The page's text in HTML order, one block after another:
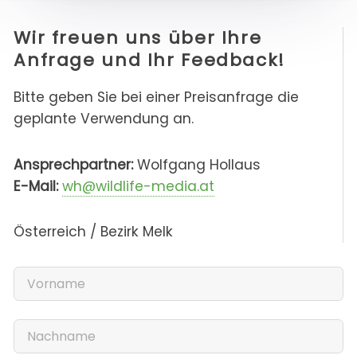
Wir freuen uns über Ihre
Anfrage und Ihr Feedback!
Bitte geben Sie bei einer Preisanfrage die
geplante Verwendung an.
Ansprechpartner:Wolfgang Hollaus
E-Mail: wh@wildlife-media.at
Österreich / Bezirk Melk